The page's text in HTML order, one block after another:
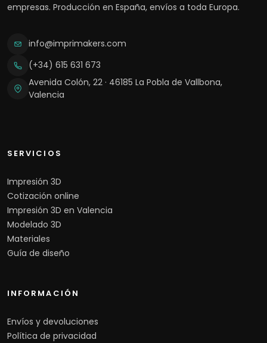
empresas. Producción en España, envíos a toda Europa.
info@imprimakers.com
(+34) 615 631 673
Avenida Colón, 22 · 46185 La Pobla de Vallbona,
Valencia
SERVICIOS
Impresión 3D
Cotización online
Impresión 3D en Valencia
Modelado 3D
Materiales
Guía de diseño
INFORMACIÓN
Envíos y devoluciones
Política de privacidad